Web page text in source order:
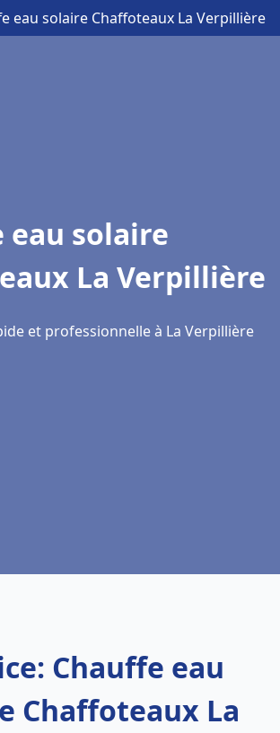
eau solaire Chaffoteaux La Verpillière
eau solaire
La Verpillière
et professionnelle à La Verpillière
Chauffe eau
Chaffoteaux La